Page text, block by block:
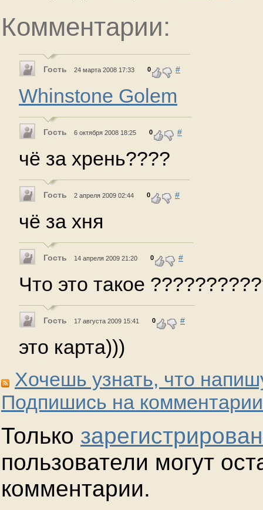
Комментарии:
Гость 24 марта 2008 17:33 0 #
Whinstone Golem
Гость 6 октября 2008 18:25 0 #
чё за хрень????
Гость 2 апреля 2009 02:44 0 #
чё за хня
Гость 14 апреля 2009 21:20 0 #
Что это такое
Гость 17 августа 2009 15:41 0 #
это карта)))
Хочешь узнать, что
Подпишись на
Только
пользователи могут
комментарии.